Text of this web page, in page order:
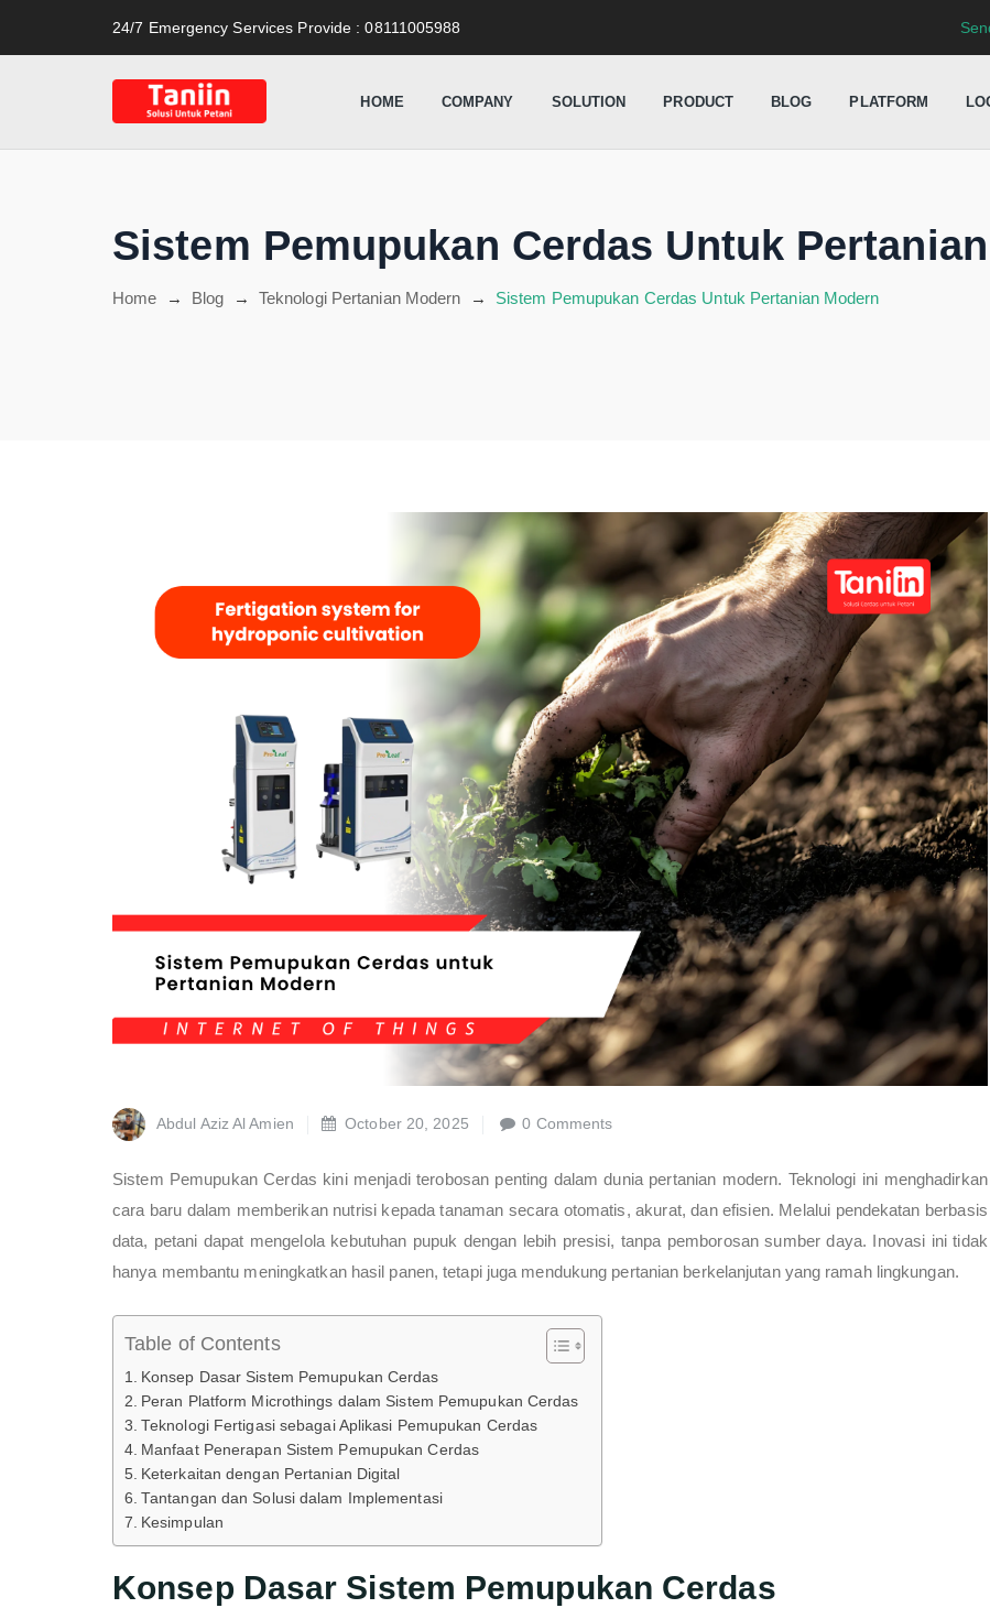
24/7 Emergency Services Provide : 08111005988
HOME COMPANY SOLUTION PRODUCT BLOG PLATFORM
Sistem Pemupukan Cerdas Untuk
Home → Blog → Teknologi Pertanian Modern → Sistem Pemupukan Cerdas Untuk Pertanian Modern
Abdul Aziz Al Amien October 20, 2025 0 Comments
Sistem Pemupukan Cerdas kini menjadi terobosan penting dalam dunia pertanian modern. Teknologi ini menghadirkan
cara baru dalam memberikan nutrisi kepada tanaman secara otomatis, akurat, dan efisien. Melalui pendekatan berbasis
data, petani dapat mengelola kebutuhan pupuk dengan lebih presisi, tanpa pemborosan sumber daya. Inovasi ini tidak
hanya membantu meningkatkan hasil panen, tetapi juga mendukung pertanian berkelanjutan yang ramah lingkungan.
Table of Contents
Konsep Dasar Sistem Pemupukan Cerdas
Peran Platform Microthings dalam Sistem Pemupukan Cerdas
Teknologi Fertigasi sebagai Aplikasi Pemupukan Cerdas
Manfaat Penerapan Sistem Pemupukan Cerdas
Keterkaitan dengan Pertanian Digital
Tantangan dan Solusi dalam Implementasi
Kesimpulan
Konsep Dasar Sistem Pemupukan Cerdas